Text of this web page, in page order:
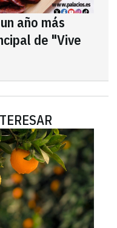
año más
de "Vive